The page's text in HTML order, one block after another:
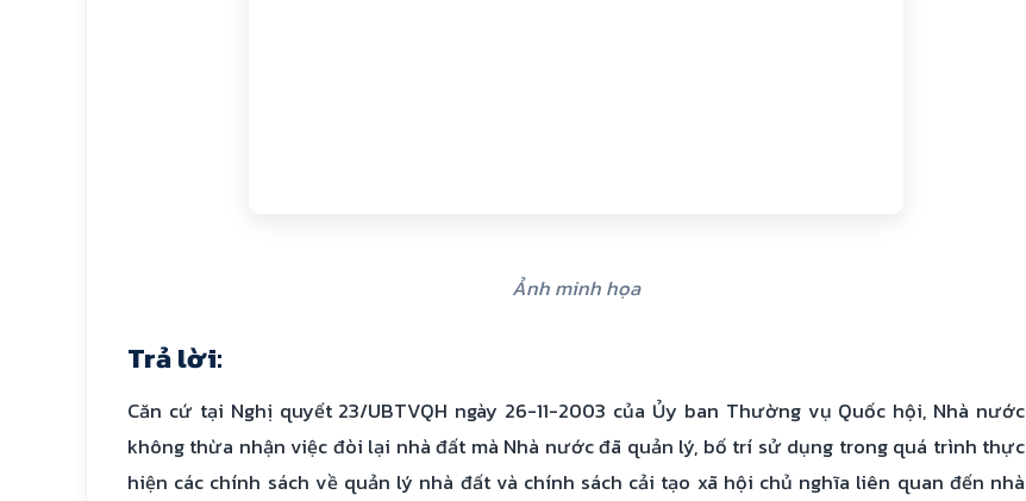
Ảnh minh họa
Trả lời:
Căn cứ tại Nghị quyết 23/UBTVQH ngày 26-11-2003 của Ủy ban Thường vụ Quốc hội, Nhà nước
không thừa nhận việc đòi lại nhà đất mà Nhà nước đã quản lý, bố trí sử dụng trong quá trình thực
hiện các chính sách về quản lý nhà đất và chính sách cải tạo xã hội chủ nghĩa liên quan đến nhà